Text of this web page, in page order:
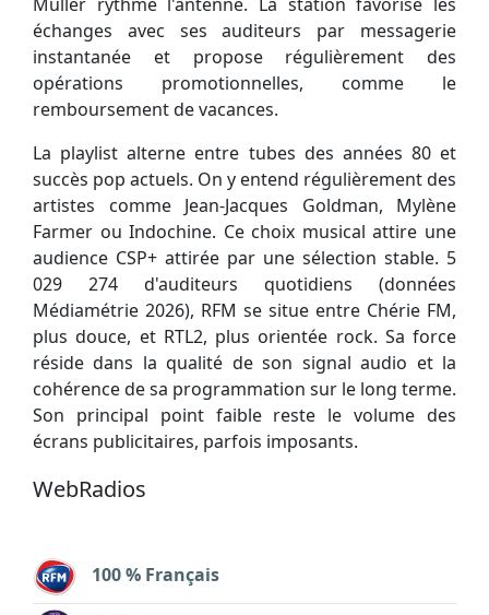
échanges avec ses auditeurs par messagerie
instantanée et propose régulièrement des
opérations promotionnelles, comme le
remboursement de vacances.
La playlist alterne entre tubes des années 80 et
succès pop actuels. On y entend régulièrement des
artistes comme Jean-Jacques Goldman, Mylène
Farmer ou Indochine. Ce choix musical attire une
audience CSP+ attirée par une sélection stable. 5
029 274 d'auditeurs quotidiens (données
Médiamétrie 2026), RFM se situe entre Chérie FM,
plus douce, et RTL2, plus orientée rock. Sa force
réside dans la qualité de son signal audio et la
cohérence de sa programmation sur le long terme.
Son principal point faible reste le volume des
écrans publicitaires, parfois imposants.
WebRadios
100 % Français